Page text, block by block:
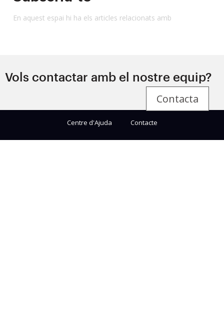
En aquest espai hi ha els articles relacionats amb
Vols contactar amb el nostre equip?
Contacta
Centre d'Ajuda Contacte